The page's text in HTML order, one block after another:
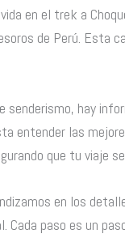
en el trek a
de Perú. Esta
hay
entender las
que tu viaje
en los
Cada paso es un